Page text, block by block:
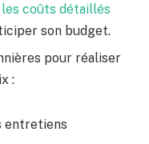
les coûts détaillés
son budget.
pour réaliser
:
entretiens